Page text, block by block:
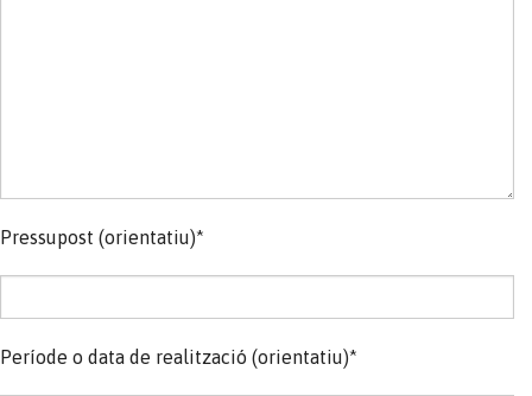
Pressupost (orientatiu)*
Període o data de realització (orientatiu)*